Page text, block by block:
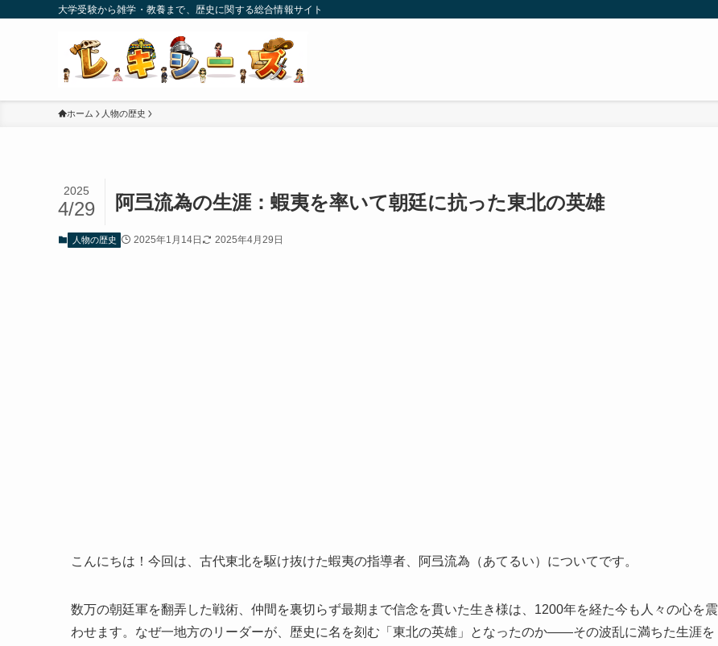
大学受験から雑学・教養まで、歴史に関する総合情報サイト
ホーム 人物の歴史
阿弖流為の生涯：蝦夷を率いて朝廷に抗った東北の英雄
2025
4/29
人物の歴史 2025年1月14日 2025年4月29日
こんにちは！今回は、古代東北を駆け抜けた蝦夷の指導者、阿弖流為（あてるい）についてです。
数万の朝廷軍を翻弄した戦術、仲間を裏切らず最期まで信念を貫いた生き様は、1200年を経た今も人々の心を震
わせます。なぜ一地方のリーダーが、歴史に名を刻む「東北の英雄」となったのか――その波乱に満ちた生涯を